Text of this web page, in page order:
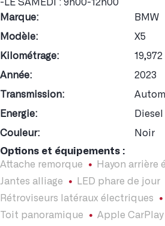
-LE SAMEDI : 9h00-12h00
Marque:
BMW
Modèle:
X5
Kilométrage:
19,972
Année:
2023
Transmission:
Energie:
Diesel
Couleur:
Noir
Options et équipements :
Attache remorque
Hayon arrière
Jantes alliage
LED phare de jour
Rétroviseurs latéraux électriques
Toit panoramique
Apple CarPlay